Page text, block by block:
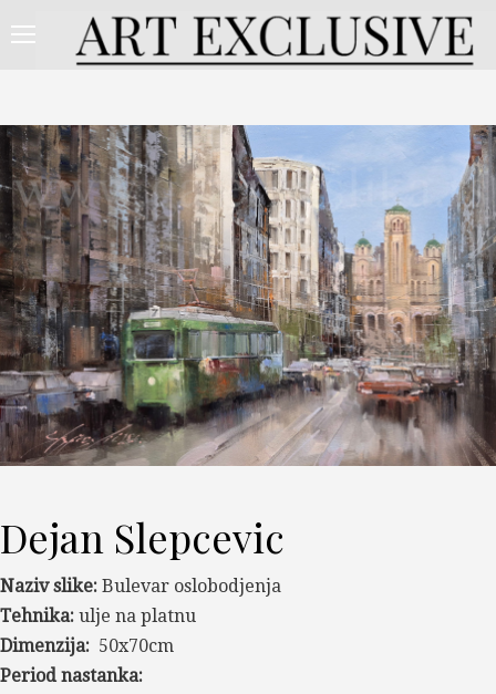
Dejan Slepcevic
Naziv slike: Bulevar oslobodjenja
Tehnika: ulje na platnu
Dimenzija: 50x70cm
Period nastanka: